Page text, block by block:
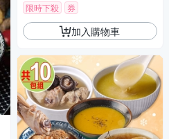
限時下殺 券
加入購物車